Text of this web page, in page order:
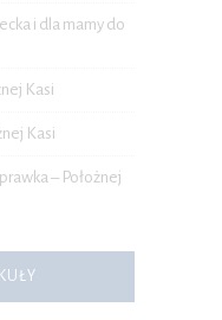
i dla mamy do
Kasi
Kasi
– Położnej